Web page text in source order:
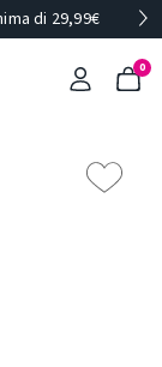
di 29,99€
0